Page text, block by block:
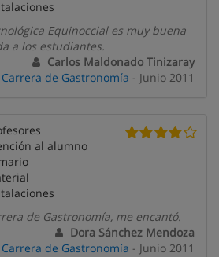
Equinoccial es muy buena
a los estudiantes.
Carlos Maldonado Tinizaray
Carrera de Gastronomía - Junio 2011
al alumno
de Gastronomía, me encantó.
Dora Sánchez Mendoza
Carrera de Gastronomía - Junio 2011